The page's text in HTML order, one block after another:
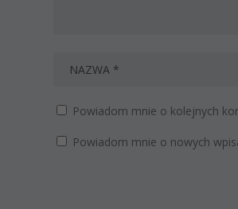
Powiadom mnie o kolejnych
Powiadom mnie o nowych